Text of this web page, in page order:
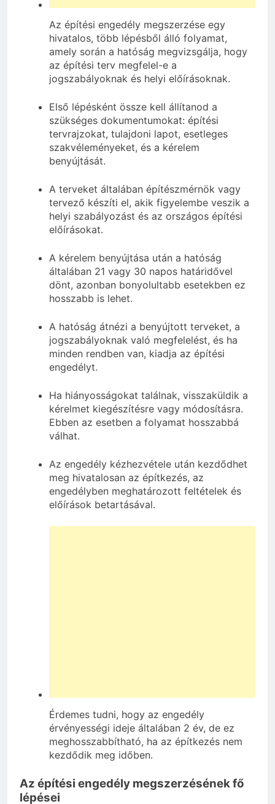
Az építési engedély megszerzése egy
hivatalos, több lépésből álló folyamat,
amely során a hatóság megvizsgálja, hogy
az építési terv megfelel-e a
jogszabályoknak és helyi előírásoknak.
Első lépésként össze kell állítanod a
szükséges dokumentumokat: építési
tervrajzokat, tulajdoni lapot, esetleges
szakvéleményeket, és a kérelem
benyújtását.
A terveket általában építészmérnök vagy
tervező készíti el, akik figyelembe veszik a
helyi szabályozást és az országos építési
előírásokat.
A kérelem benyújtása után a hatóság
általában 21 vagy 30 napos határidővel
dönt, azonban bonyolultabb esetekben ez
hosszabb is lehet.
A hatóság átnézi a benyújtott terveket, a
jogszabályoknak való megfelelést, és ha
minden rendben van, kiadja az építési
engedélyt.
Ha hiányosságokat találnak, visszaküldik a
kérelmet kiegészítésre vagy módosításra.
Ebben az esetben a folyamat hosszabbá
válhat.
Az engedély kézhezvétele után kezdődhet
meg hivatalosan az építkezés, az
engedélyben meghatározott feltételek és
előírások betartásával.
Érdemes tudni, hogy az engedély
érvényességi ideje általában 2 év, de ez
meghosszabbítható, ha az építkezés nem
kezdődik meg időben.
Az építési engedély megszerzésének fő
lépései